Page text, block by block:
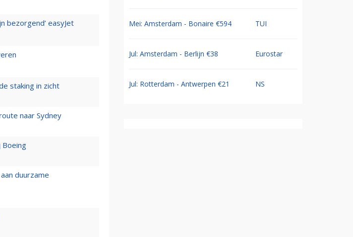
bezorgend’ easyJet
staking in zicht
naar Sydney
duurzame
Mei: Amsterdam - Bonaire €594 TUI
Jul: Amsterdam - Berlijn €38 Eurostar
Jul: Rotterdam - Antwerpen €21 NS